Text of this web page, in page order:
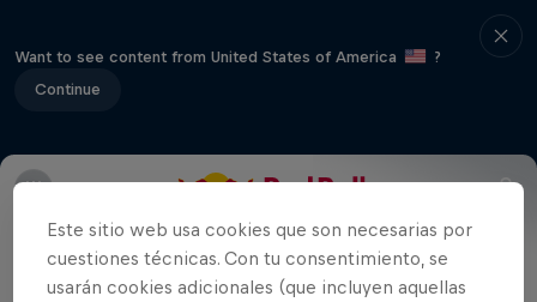
Want to see content from United States of America
?
Continue
calidad de sonido en Spotify
Red Bull Batalla Nueva Historia:
Este sitio web usa cookies que son necesarias por
cuestiones técnicas. Con tu consentimiento, se
usarán cookies adicionales (que incluyen aquellas